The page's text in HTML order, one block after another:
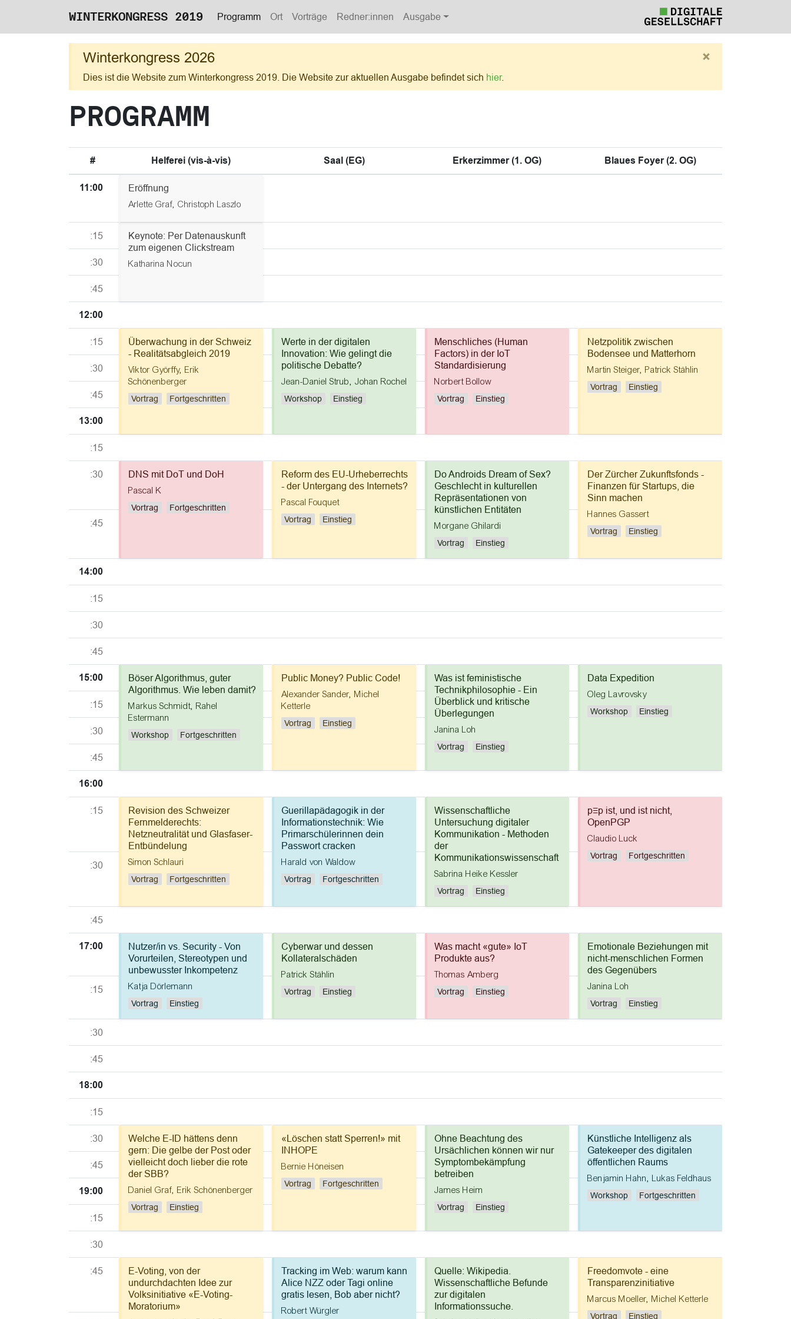
WINTERKONGRESS 2019 Programm Ort Vorträge Redner:innen Ausgabe
Winterkongress 2026
Dies ist die Website zum Winterkongress 2019. Die Website zur aktuellen Ausgabe befindet sich hier.
×
PROGRAMM
# Helferei (vis-à-vis) Saal (EG) Erkerzimmer (1. OG) Blaues Foyer (2. OG)
11:00
Eröffnung
Arlette Graf, Christoph Laszlo
:15
Keynote: Per Datenauskunft
zum eigenen Clickstream
Katharina Nocun
:30
:45
12:00
:15
Überwachung in der Schweiz
- Realitätsabgleich 2019
Viktor Györffy, Erik
Schönenberger
Vortrag Fortgeschritten
Werte in der digitalen
Innovation: Wie gelingt die
politische Debatte?
Jean-Daniel Strub, Johan Rochel
Workshop Einstieg
Menschliches (Human
Factors) in der IoT
Standardisierung
Norbert Bollow
Vortrag Einstieg
Netzpolitik zwischen
Bodensee und Matterhorn
Martin Steiger, Patrick Stählin
Vortrag Einstieg
:30
:45
13:00
:15
:30
DNS mit DoT und DoH
Pascal K
Vortrag Fortgeschritten
Reform des EU-Urheberrechts
- der Untergang des Internets?
Pascal Fouquet
Vortrag Einstieg
Do Androids Dream of Sex?
Geschlecht in kulturellen
Repräsentationen von
künstlichen Entitäten
Morgane Ghilardi
Vortrag Einstieg
Der Zürcher Zukunftsfonds -
Finanzen für Startups, die
Sinn machen
Hannes Gassert
Vortrag Einstieg
:45
14:00
:15
:30
:45
15:00
Böser Algorithmus, guter
Algorithmus. Wie leben damit?
Markus Schmidt, Rahel
Estermann
Workshop Fortgeschritten
Public Money? Public Code!
Alexander Sander, Michel
Ketterle
Vortrag Einstieg
Was ist feministische
Technikphilosophie - Ein
Überblick und kritische
Überlegungen
Janina Loh
Vortrag Einstieg
Data Expedition
Oleg Lavrovsky
Workshop Einstieg
:15
:30
:45
16:00
:15
Revision des Schweizer
Fernmelderechts:
Netzneutralität und Glasfaser-
Entbündelung
Simon Schlauri
Vortrag Fortgeschritten
Guerillapädagogik in der
Informationstechnik: Wie
Primarschülerinnen dein
Passwort cracken
Harald von Waldow
Vortrag Fortgeschritten
Wissenschaftliche
Untersuchung digitaler
Kommunikation - Methoden
der
Kommunikationswissenschaft
Sabrina Heike Kessler
Vortrag Einstieg
p≡p ist, und ist nicht,
OpenPGP
Claudio Luck
Vortrag Fortgeschritten
:30
:45
17:00
Nutzer/in vs. Security - Von
Vorurteilen, Stereotypen und
unbewusster Inkompetenz
Katja Dörlemann
Vortrag Einstieg
Cyberwar und dessen
Kollateralschäden
Patrick Stählin
Vortrag Einstieg
Was macht «gute» IoT
Produkte aus?
Thomas Amberg
Vortrag Einstieg
Emotionale Beziehungen mit
nicht-menschlichen Formen
des Gegenübers
Janina Loh
Vortrag Einstieg
:15
:30
:45
18:00
:15
:30
Welche E-ID hättens denn
gern: Die gelbe der Post oder
vielleicht doch lieber die rote
der SBB?
Daniel Graf, Erik Schönenberger
Vortrag Einstieg
«Löschen statt Sperren!» mit
INHOPE
Bernie Höneisen
Vortrag Fortgeschritten
Ohne Beachtung des
Ursächlichen können wir nur
Symptombekämpfung
betreiben
James Heim
Vortrag Einstieg
Künstliche Intelligenz als
Gatekeeper des digitalen
öffentlichen Raums
Benjamin Hahn, Lukas Feldhaus
Workshop Fortgeschritten
:45
19:00
:15
:30
:45
E-Voting, von der
undurchdachten Idee zur
Volksinitiative «E-Voting-
Moratorium»
Tracking im Web: warum kann
Alice NZZ oder Tagi online
gratis lesen, Bob aber nicht?
Robert Würgler
Quelle: Wikipedia.
Wissenschaftliche Befunde
zur digitalen
Informationssuche.
Freedomvote - eine
Transparenzinitiative
Marcus Moeller, Michel Ketterle
Vortrag Einstieg